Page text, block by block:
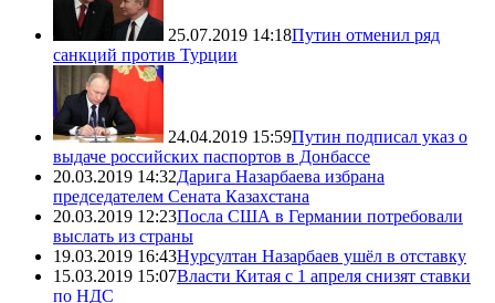
25.07.2019 14:18Путин отменил ряд
санкций против Турции
24.04.2019 15:59Путин подписал указ о
выдаче российских паспортов в Донбассе
20.03.2019 14:32Дарига Назарбаева избрана
председателем Сената Казахстана
20.03.2019 12:23Посла США в Германии потребовали
выслать из страны
19.03.2019 16:43Нурсултан Назарбаев ушёл в отставку
15.03.2019 15:07Власти Китая с 1 апреля снизят ставки
по НДС